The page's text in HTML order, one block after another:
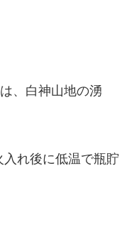
、白神山地の湧
れ後に低温で瓶貯